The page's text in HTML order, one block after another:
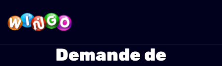
Demande de